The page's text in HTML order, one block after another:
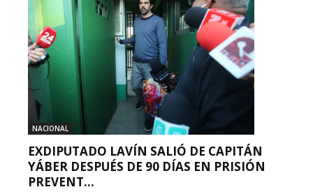
NACIONAL
EXDIPUTADO LAVÍN SALIÓ DE CAPITÁN
YÁBER DESPUÉS DE 90 DÍAS EN PRISIÓN
PREVENT...